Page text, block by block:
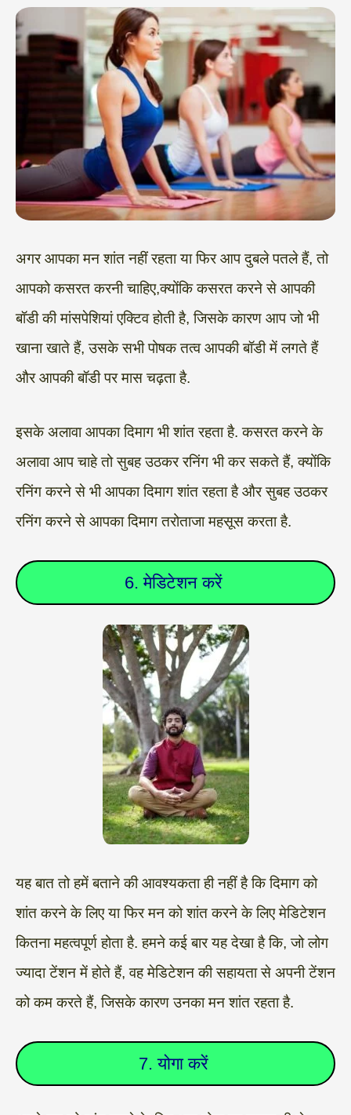
अगर आपका मन शांत नहीं रहता या फिर आप दुबले पतले हैं, तो
आपको कसरत करनी चाहिए,क्योंकि कसरत करने से आपकी
बॉडी की मांसपेशियां एक्टिव होती है, जिसके कारण आप जो भी
खाना खाते हैं, उसके सभी पोषक तत्व आपकी बॉडी में लगते हैं
और आपकी बॉडी पर मास चढ़ता है.
इसके अलावा आपका दिमाग भी शांत रहता है. कसरत करने के
अलावा आप चाहे तो सुबह उठकर रनिंग भी कर सकते हैं, क्योंकि
रनिंग करने से भी आपका दिमाग शांत रहता है और सुबह उठकर
रनिंग करने से आपका दिमाग तरोताजा महसूस करता है.
6. मेडिटेशन करें
यह बात तो हमें बताने की आवश्यकता ही नहीं है कि दिमाग को
शांत करने के लिए या फिर मन को शांत करने के लिए मेडिटेशन
कितना महत्वपूर्ण होता है. हमने कई बार यह देखा है कि, जो लोग
ज्यादा टेंशन में होते हैं, वह मेडिटेशन की सहायता से अपनी टेंशन
को कम करते हैं, जिसके कारण उनका मन शांत रहता है.
7. योगा करें